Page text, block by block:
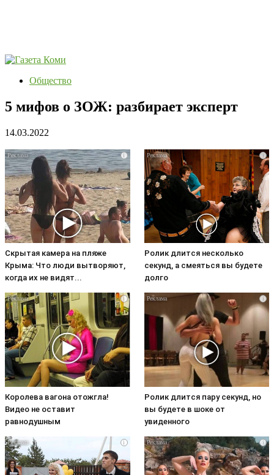
Общество
5 мифов о ЗОЖ: разбирает эксперт
14.03.2022
i
Скрытая камера на пляже
Крыма: Что люди вытворяют,
когда их не видят...
i
Ролик длится несколько
секунд, а смеяться вы будете
долго
i
Королева вагона отожгла!
Видео не оставит
равнодушным
i
Ролик длится пару секунд, но
вы будете в шоке от
увиденного
i i